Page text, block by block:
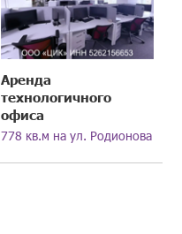
Аренда
технологичного
офиса
778 кв.м на ул. Родионова